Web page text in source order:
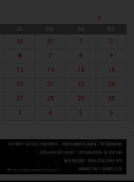
»
Gi Ve Sa
Do
30 31 1
2
6 7 8
9
13 14 15
16
20 21 22
23
27 28 29
30
3 4 5 6